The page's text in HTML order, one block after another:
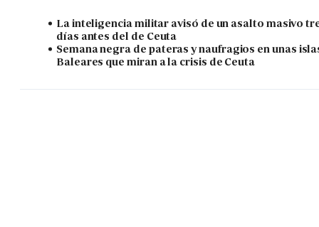
La inteligencia militar avisó de un asalto masivo
días antes del de Ceuta
Semana negra de pateras y naufragios en unas
Baleares que miran a la crisis de Ceuta